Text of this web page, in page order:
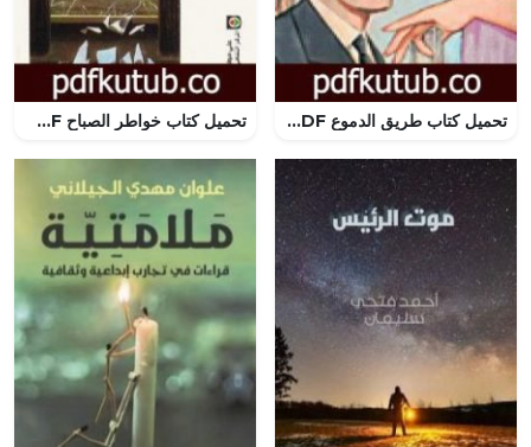
تحميل كتاب طريق الدموع PDF تأليف بيار روفايل مجانا [كامل] تحميل كتاب خواطر الصباح PDF تأليف عبد الله العروي مجانا [كامل]